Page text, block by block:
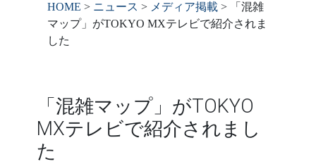
HOME > ニュース > メディア掲載 >
「混雑
マップ」がTOKYO MXテレビで紹介されま
した
「混雑マップ」がTOKYO
MXテレビで紹介されまし
た